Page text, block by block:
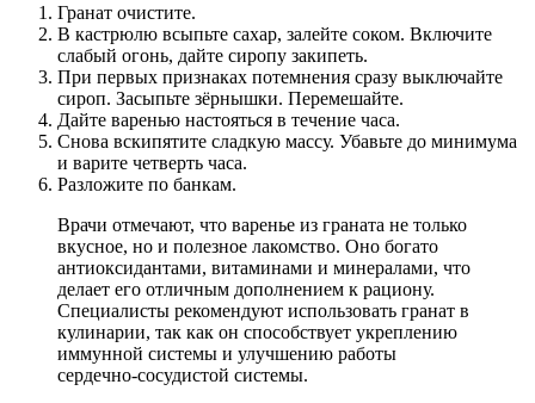
Гранат очистите.
В кастрюлю всыпьте сахар, залейте соком. Включите
слабый огонь, дайте сиропу закипеть.
При первых признаках потемнения сразу выключайте
сироп. Засыпьте зёрнышки. Перемешайте.
Дайте варенью настояться в течение часа.
Снова вскипятите сладкую массу. Убавьте до минимума
и варите четверть часа.
Разложите по банкам.
Врачи отмечают, что варенье из граната не только
вкусное, но и полезное лакомство. Оно богато
антиоксидантами, витаминами и минералами, что
делает его отличным дополнением к рациону.
Специалисты рекомендуют использовать гранат в
кулинарии, так как он способствует укреплению
иммунной системы и улучшению работы
сердечно-сосудистой системы.